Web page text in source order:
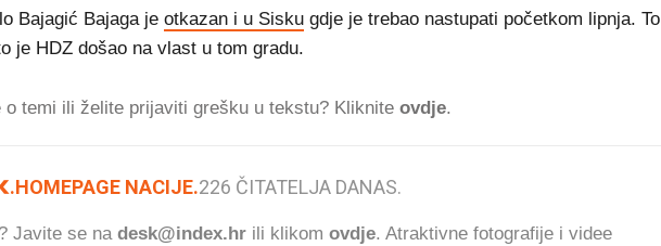
Bajagić Bajaga je otkazan i u Sisku gdje je trebao nastupati početkom lipnja. To
je HDZ došao na vlast u tom gradu.
o temi ili želite prijaviti grešku u tekstu? Kliknite ovdje.
.HOMEPAGE NACIJE.226 ČITATELJA DANAS.
Javite se na desk@index.hr ili klikom ovdje. Atraktivne fotografije i videe